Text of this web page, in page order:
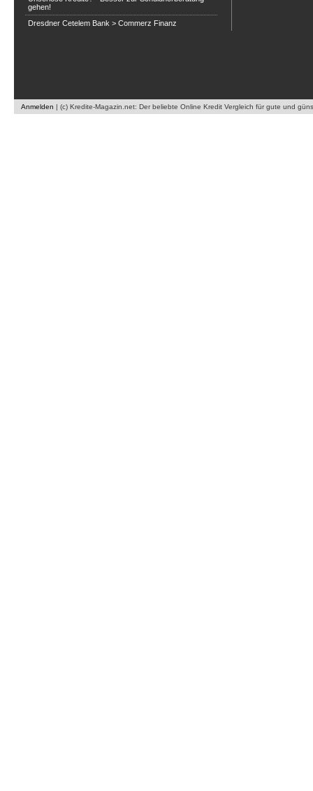
gehen!
Dresdner Cetelem Bank > Commerz Finanz
Anmelden | (c) Kredite-Magazin.net: Der beliebte Online Kredit Vergleich für gute und